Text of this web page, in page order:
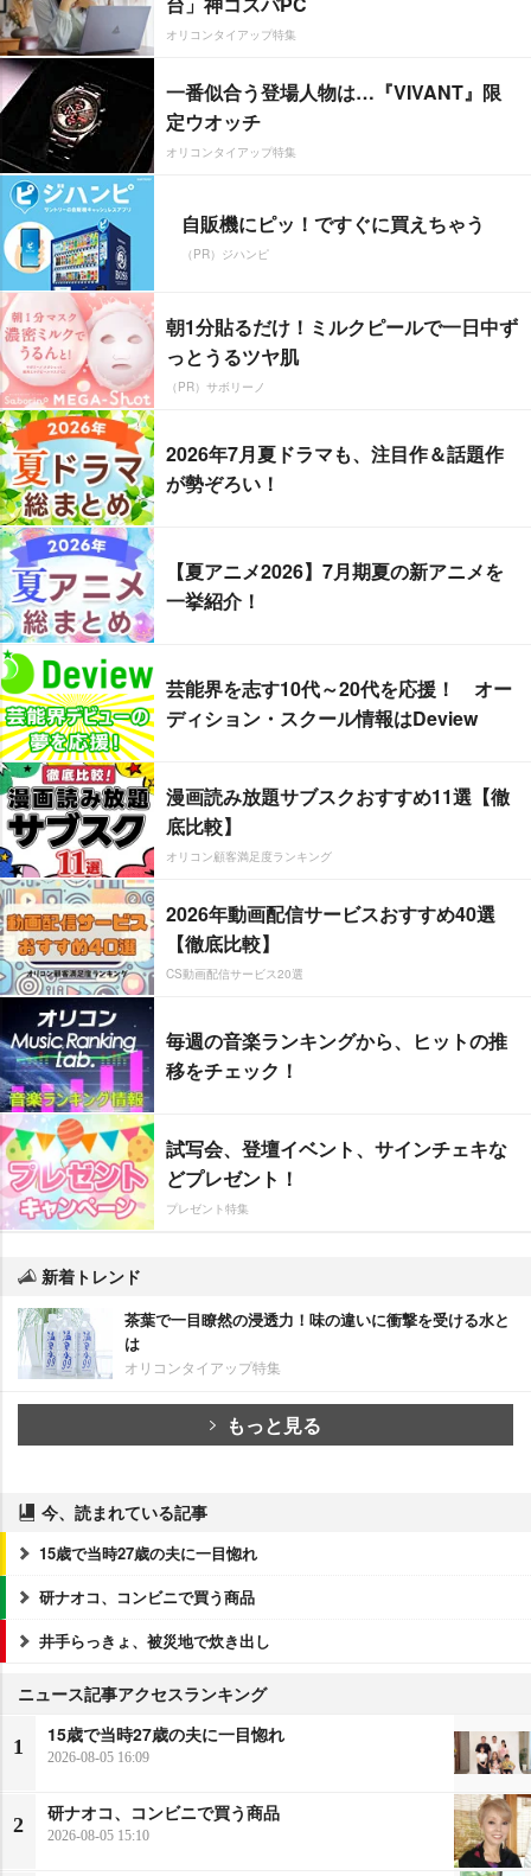
オリコンタイアップ特集
一番似合う登場人物は…『VIVANT』限
定ウオッチ
オリコンタイアップ特集
自販機にピッ！ですぐに買えちゃう
（PR）ジハンピ
朝1分貼るだけ！ミルクピールで一日中ず
っとうるツヤ肌
（PR）サボリーノ
2026年7月夏ドラマも、注目作＆話題作
が勢ぞろい！
【夏アニメ2026】7月期夏の新アニメを
一挙紹介！
芸能界を志す10代～20代を応援！ オー
ディション・スクール情報はDeview
漫画読み放題サブスクおすすめ11選【徹
底比較】
オリコン顧客満足度ランキング
2026年動画配信サービスおすすめ40選
【徹底比較】
CS動画配信サービス20選
毎週の音楽ランキングから、ヒットの推
移をチェック！
試写会、登壇イベント、サインチェキな
どプレゼント！
プレゼント特集
新着トレンド
茶葉で一目瞭然の浸透力！味の違いに衝撃を受ける水と
は
オリコンタイアップ特集
もっと見る
今、読まれている記事
15歳で当時27歳の夫に一目惚れ
研ナオコ、コンビニで買う商品
井手らっきょ、被災地で炊き出し
ニュース記事アクセスランキング
1
15歳で当時27歳の夫に一目惚れ
2026-08-05 16:09
2
研ナオコ、コンビニで買う商品
2026-08-05 15:10